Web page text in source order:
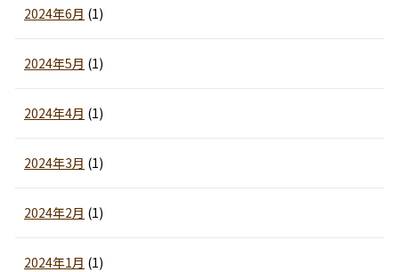
2024年6月 (1)
2024年5月 (1)
2024年4月 (1)
2024年3月 (1)
2024年2月 (1)
2024年1月 (1)